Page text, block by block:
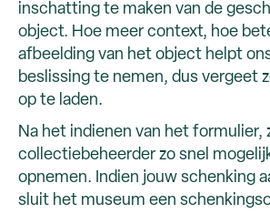
inschatting te maken van de
object. Hoe meer context, hoe
afbeelding van het object helpt
beslissing te nemen, dus vergeet
op te laden.
Na het indienen van het formulier,
collectiebeheerder zo snel
opnemen. Indien jouw schenking
sluit het museum een